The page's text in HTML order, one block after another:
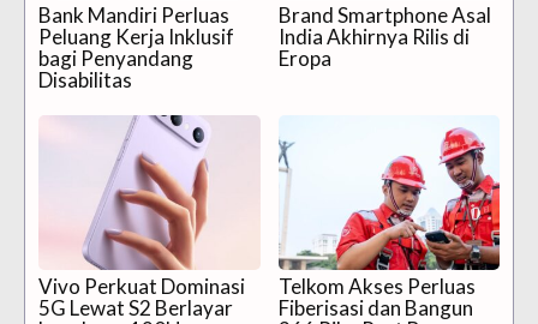
Bank Mandiri Perluas
Peluang Kerja Inklusif
bagi Penyandang
Disabilitas
Brand Smartphone Asal
India Akhirnya Rilis di
Eropa
Vivo Perkuat Dominasi
5G Lewat S2 Berlayar
Telkom Akses Perluas
Fiberisasi dan Bangun